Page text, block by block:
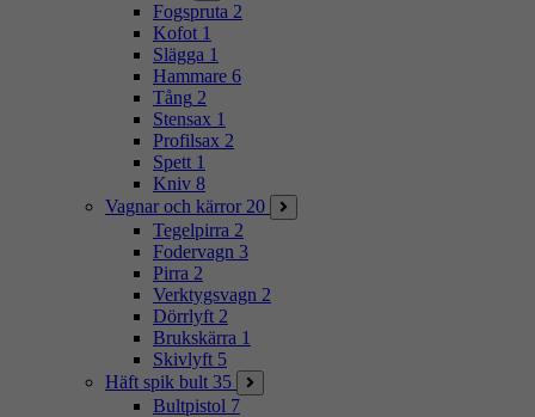
Fogspruta 2
Kofot 1
Slägga 1
Hammare 6
Tång 2
Stensax 1
Profilsax 2
Spett 1
Kniv 8
Vagnar och kärror 20
Tegelpirra 2
Fodervagn 3
Pirra 2
Verktygsvagn 2
Dörrlyft 2
Brukskärra 1
Skivlyft 5
Häft spik bult 35
Bultpistol 7